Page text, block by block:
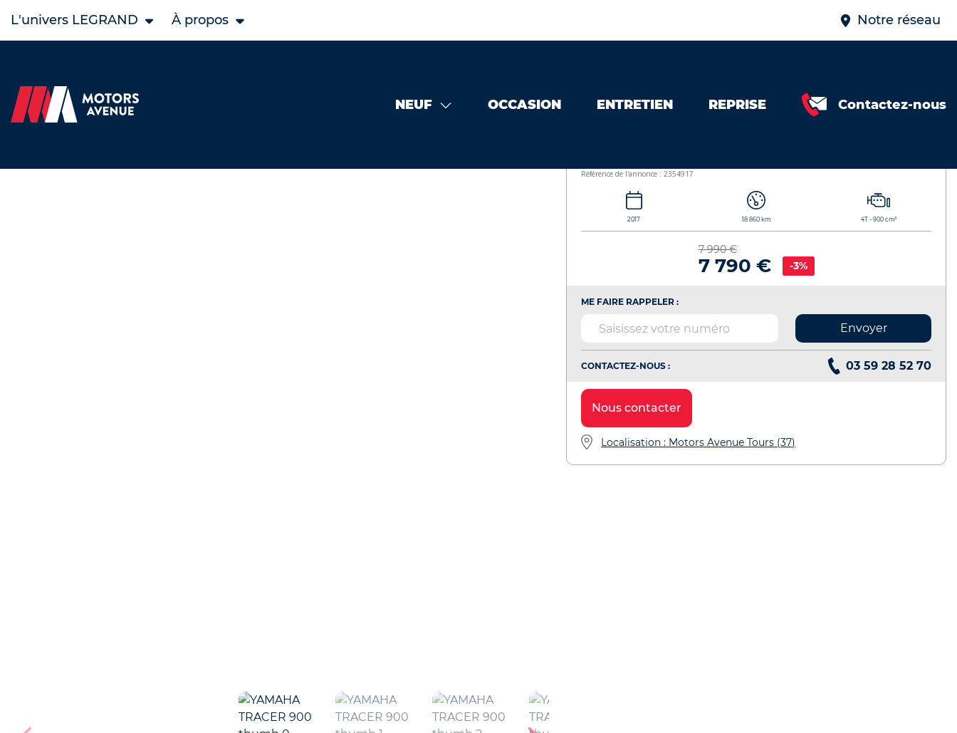
L'univers LEGRAND À propos Notre réseau
NEUF OCCASION ENTRETIEN REPRISE Contactez-nous
Accueil Nos véhicules d’occasion
Référence de l'annonce : 2354917
2017 18 860 km 4T - 900 cm3
7 990 €
7 790 € -3%
ME FAIRE RAPPELER :
Envoyer
CONTACTEZ-NOUS : 03 59 28 52 70
Nous contacter
Localisation : Motors Avenue Tours (37)